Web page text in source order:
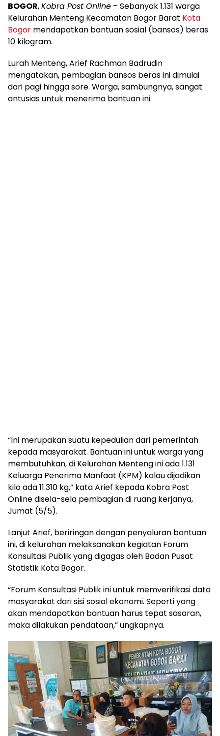
BOGOR,Kobra Post Online – Sebanyak 1.131 warga
Kelurahan Menteng Kecamatan Bogor Barat Kota
Bogor mendapatkan bantuan sosial (bansos) beras
10 kilogram.
Lurah Menteng, Arief Rachman Badrudin
mengatakan, pembagian bansos beras ini dimulai
dari pagi hingga sore. Warga, sambungnya, sangat
antusias untuk menerima bantuan ini.
“Ini merupakan suatu kepedulian dari pemerintah
kepada masyarakat. Bantuan ini untuk warga yang
membutuhkan, di Kelurahan Menteng ini ada 1.131
Keluarga Penerima Manfaat (KPM) kalau dijadikan
kilo ada 11.310 kg,” kata Arief kepada Kobra Post
Online disela-sela pembagian di ruang kerjanya,
Jumat (5/5).
Lanjut Arief, beriringan dengan penyaluran bantuan
ini, di kelurahan melaksanakan kegiatan Forum
Konsultasi Publik yang digagas oleh Badan Pusat
Statistik Kota Bogor.
“Forum Konsultasi Publik ini untuk memverifikasi data
masyarakat dari sisi sosial ekonomi. Seperti yang
akan mendapatkan bantuan harus tepat sasaran,
maka dilakukan pendataan,” ungkapnya.